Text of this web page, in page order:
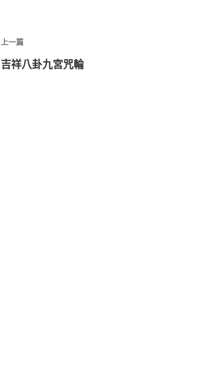
文
章
上
一
上一篇
吉祥八卦九宮咒輪